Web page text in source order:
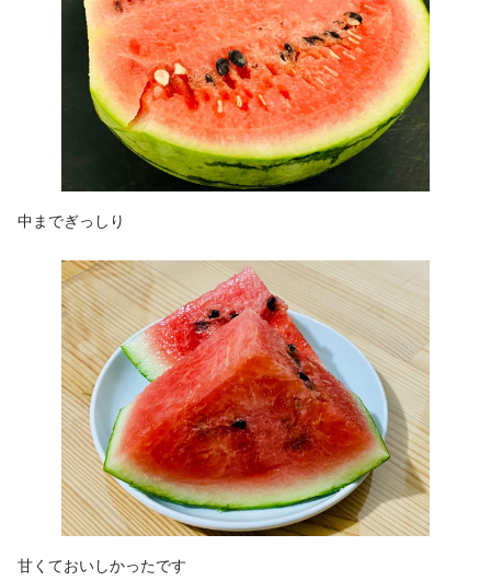
中までぎっしり
甘くておいしかったです